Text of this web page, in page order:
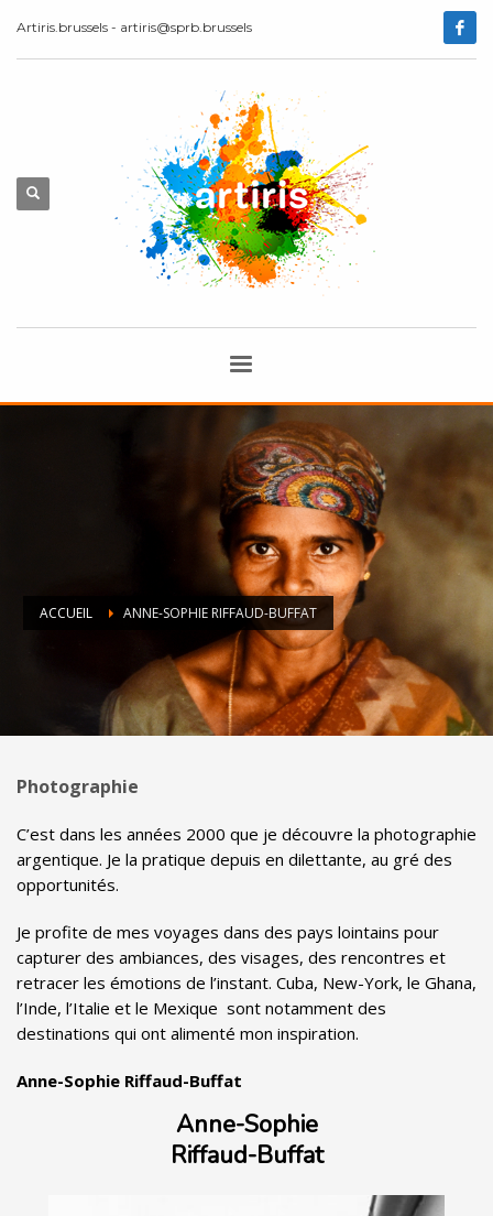
Artiris.brussels - artiris@sprb.brussels
ACCUEIL ANNE-SOPHIE RIFFAUD-BUFFAT
Photographie
C’est dans les années 2000 que je découvre la photographie
argentique. Je la pratique depuis en dilettante, au gré des
opportunités.
Je profite de mes voyages dans des pays lointains pour
capturer des ambiances, des visages, des rencontres et
retracer les émotions de l’instant. Cuba, New-York, le Ghana,
l’Inde, l’Italie et le Mexique sont notamment des
destinations qui ont alimenté mon inspiration.
Anne-Sophie Riffaud-Buffat
Anne-Sophie
Riffaud-Buffat